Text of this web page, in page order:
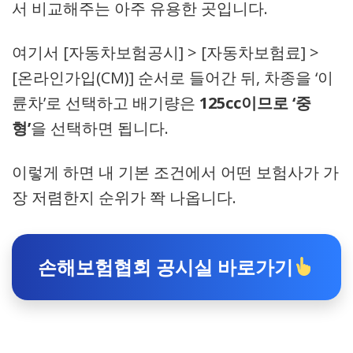
서 비교해주는 아주 유용한 곳입니다.
여기서 [자동차보험공시] > [자동차보험료] >
[온라인가입(CM)] 순서로 들어간 뒤, 차종을 ‘이
륜차’로 선택하고 배기량은 125cc이므로 ‘중
형’을 선택하면 됩니다.
이렇게 하면 내 기본 조건에서 어떤 보험사가 가
장 저렴한지 순위가 쫙 나옵니다.
손해보험협회 공시실 바로가기